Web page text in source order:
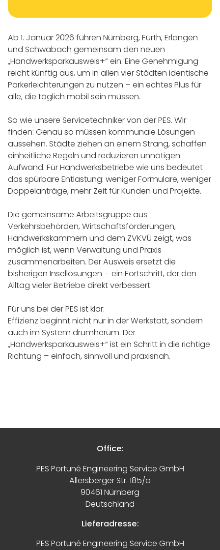
Ab 1. Januar 2026 führen Nürnberg, Fürth, Erlangen
und Schwabach gemeinsam den neuen
„Handwerksparkausweis+“ ein. Eine Genehmigung
reicht künftig aus, um in allen vier Städten identische
Parkerleichterungen zu nutzen – ein echtes Plus für
alle, die täglich mobil sein müssen.
So wie unsere Servicetechniker von der PES. Wir
finden: Genau so müssen kommunale Lösungen
aussehen. Städte ziehen an einem Strang, schaffen
einheitliche Regeln und reduzieren unnötigen
Aufwand. Für Handwerksbetriebe wie uns bedeutet
das spürbare Entlastung: weniger Formulare, weniger
Doppelanträge, mehr Zeit für Kunden und Projekte.
Die gemeinsame Arbeitsgruppe aus
Verkehrsbehörden, Wirtschaftsförderungen,
Handwerkskammern und dem ZVKVÜ zeigt, was
möglich ist, wenn Verwaltung und Praxis
zusammenarbeiten. Der Ausweis ersetzt die
bisherigen Insellösungen – ein Fortschritt, der den
Alltag vieler Betriebe direkt verbessert.
Für uns bei der PES ist klar:
Effizienz beginnt nicht nur in der Werkstatt, sondern
auch im System drumherum. Der
„Handwerksparkausweis+“ ist ein Schritt in die richtige
Richtung – einfach, sinnvoll und praxisnah.
Office:
PES Portuné Engineering Service GmbH
Allersberger Str. 185/o
90461 Nürnberg
Deutschland
Lieferadresse:
PES Portuné Engineering Service GmbH